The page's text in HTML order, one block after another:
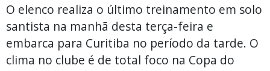
O elenco realiza o último treinamento em solo
santista na manhã desta terça-feira e
embarca para Curitiba no período da tarde. O
clima no clube é de total foco na Copa do